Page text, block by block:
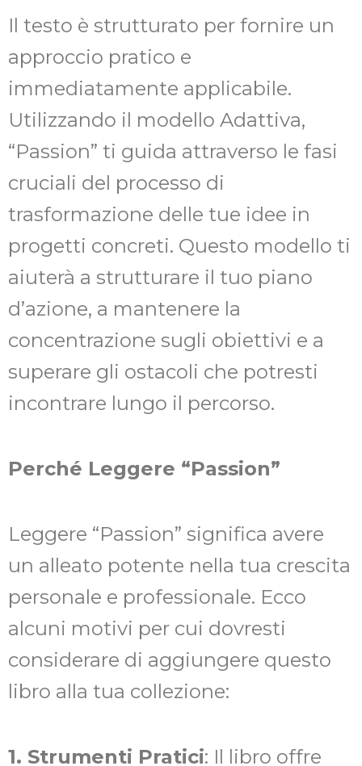
Il testo è strutturato per fornire un
approccio pratico e
immediatamente applicabile.
Utilizzando il modello Adattiva,
“Passion” ti guida attraverso le fasi
cruciali del processo di
trasformazione delle tue idee in
progetti concreti. Questo modello ti
aiuterà a strutturare il tuo piano
d’azione, a mantenere la
concentrazione sugli obiettivi e a
superare gli ostacoli che potresti
incontrare lungo il percorso.
Perché Leggere “Passion”
Leggere “Passion” significa avere
un alleato potente nella tua crescita
personale e professionale. Ecco
alcuni motivi per cui dovresti
considerare di aggiungere questo
libro alla tua collezione:
1. Strumenti Pratici: Il libro offre